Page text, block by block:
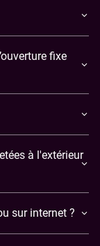
fixe
à l'extérieur
sur internet ?